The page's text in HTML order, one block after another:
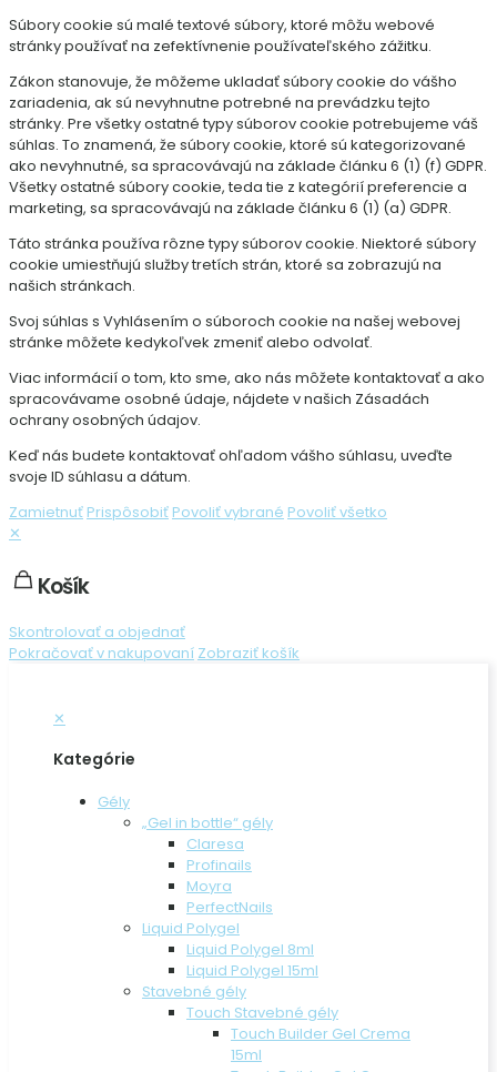
Súbory cookie sú malé textové súbory, ktoré môžu webové
stránky používať na zefektívnenie používateľského zážitku.
Zákon stanovuje, že môžeme ukladať súbory cookie do vášho
zariadenia, ak sú nevyhnutne potrebné na prevádzku tejto
stránky. Pre všetky ostatné typy súborov cookie potrebujeme váš
súhlas. To znamená, že súbory cookie, ktoré sú kategorizované
ako nevyhnutné, sa spracovávajú na základe článku 6 (1) (f) GDPR.
Všetky ostatné súbory cookie, teda tie z kategórií preferencie a
marketing, sa spracovávajú na základe článku 6 (1) (a) GDPR.
Táto stránka používa rôzne typy súborov cookie. Niektoré súbory
cookie umiestňujú služby tretích strán, ktoré sa zobrazujú na
našich stránkach.
Svoj súhlas s Vyhlásením o súboroch cookie na našej webovej
stránke môžete kedykoľvek zmeniť alebo odvolať.
Viac informácií o tom, kto sme, ako nás môžete kontaktovať a ako
spracovávame osobné údaje, nájdete v našich Zásadách
ochrany osobných údajov.
Keď nás budete kontaktovať ohľadom vášho súhlasu, uveďte
svoje ID súhlasu a dátum.
Zamietnuť Prispôsobiť Povoliť vybrané Povoliť všetko
✕
Košík
Skontrolovať a objednať
Pokračovať v nakupovaní Zobraziť košík
✕
Kategórie
Gély
„Gel in bottle“ gély
Claresa
Profinails
Moyra
PerfectNails
Liquid Polygel
Liquid Polygel 8ml
Liquid Polygel 15ml
Stavebné gély
Touch Stavebné gély
Touch Builder Gel Crema
15ml